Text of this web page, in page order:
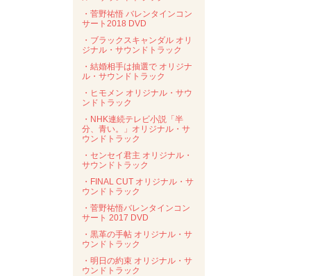
・菅野祐悟 バレンタインコン
サート2018 DVD
・ブラックスキャンダル オリ
ジナル・サウンドトラック
・結婚相手は抽選で オリジナ
ル・サウンドトラック
・ヒモメン オリジナル・サウ
ンドトラック
・NHK連続テレビ小説「半
分、青い。」オリジナル・サ
ウンドトラック
・センセイ君主 オリジナル・
サウンドトラック
・FINAL CUT オリジナル・サ
ウンドトラック
・菅野祐悟バレンタインコン
サート 2017 DVD
・黒革の手帖 オリジナル・サ
ウンドトラック
・明日の約束 オリジナル・サ
ウンドトラック